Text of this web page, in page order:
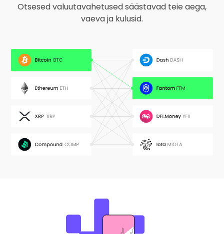
Otsesed valuutavahetused säästavad teie aega,
vaeva ja kulusid.